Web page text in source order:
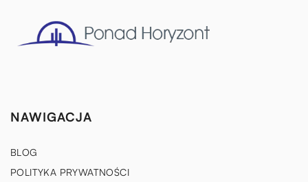
NAWIGACJA
BLOG
POLITYKA PRYWATNOŚCI